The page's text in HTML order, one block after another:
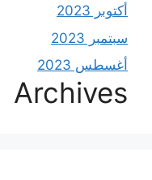
أكتوبر 2023
سبتمبر 2023
أغسطس 2023
Archives